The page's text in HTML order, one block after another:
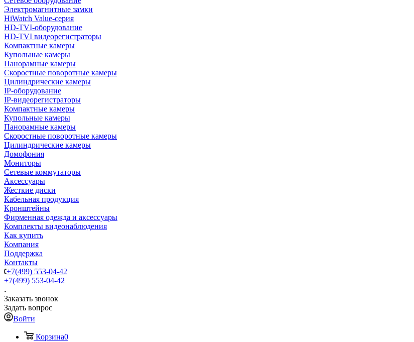
Электромагнитные замки
HiWatch Value-серия
HD-TVI-оборудование
HD-TVI видеорегистраторы
Компактные камеры
Купольные камеры
Панорамные камеры
Скоростные поворотные камеры
Цилиндрические камеры
IP-оборудование
IP-видеорегистраторы
Компактные камеры
Купольные камеры
Панорамные камеры
Скоростные поворотные камеры
Цилиндрические камеры
Домофония
Мониторы
Сетевые коммутаторы
Аксессуары
Жесткие диски
Кабельная продукция
Кронштейны
Фирменная одежда и аксессуары
Комплекты видеонаблюдения
Как купить
Компания
Поддержка
Контакты
+7(499) 553-04-42
+7(499) 553-04-42
Заказать звонок
Задать вопрос
Войти
Корзина0